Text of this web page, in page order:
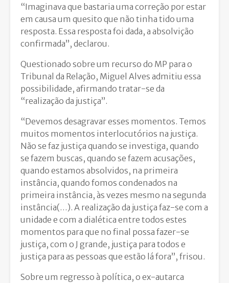
“Imaginava que bastaria uma correção por estar
em causa um quesito que não tinha tido uma
resposta. Essa resposta foi dada, a absolvição
confirmada”, declarou.
Questionado sobre um recurso do MP para o
Tribunal da Relação, Miguel Alves admitiu essa
possibilidade, afirmando tratar-se da
“realização da justiça”.
“Devemos desagravar esses momentos. Temos
muitos momentos interlocutórios na justiça.
Não se faz justiça quando se investiga, quando
se fazem buscas, quando se fazem acusações,
quando estamos absolvidos, na primeira
instância, quando fomos condenados na
primeira instância, às vezes mesmo na segunda
instância(…). A realização da justiça faz-se com a
unidade e com a dialética entre todos estes
momentos para que no final possa fazer-se
justiça, com o J grande, justiça para todos e
justiça para as pessoas que estão lá fora”, frisou.
Sobre um regresso à política, o ex-autarca